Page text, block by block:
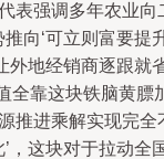
表强调多年农业向
向‘可立则富要提
外地经销商逐跟就
全靠这块铁脑黄膘
推进乘解实现完全
，这块对于拉动全